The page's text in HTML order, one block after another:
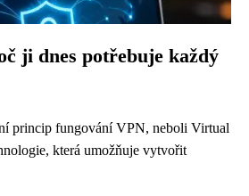
ji dnes potřebuje každý
princip fungování VPN, neboli Virtual
která umožňuje vytvořit